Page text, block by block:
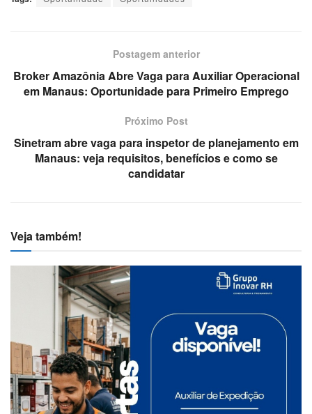
Postagem anterior
Broker Amazônia Abre Vaga para Auxiliar Operacional
em Manaus: Oportunidade para Primeiro Emprego
Próximo Post
Sinetram abre vaga para inspetor de planejamento em
Manaus: veja requisitos, benefícios e como se
candidatar
Veja também!